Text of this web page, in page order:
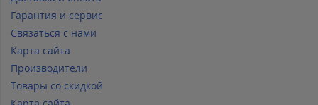
Гарантия и сервис
Связаться с нами
Карта сайта
Производители
Товары со скидкой